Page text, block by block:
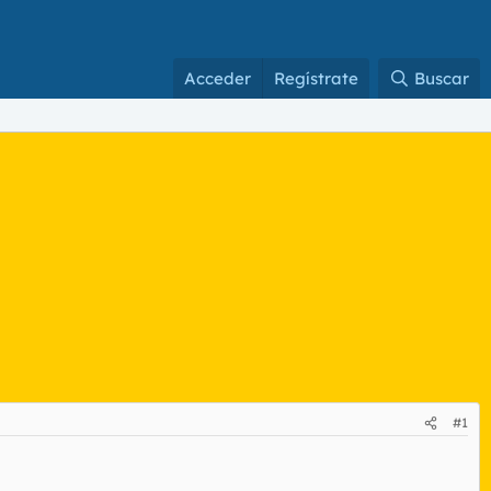
Acceder Regístrate Buscar
#1